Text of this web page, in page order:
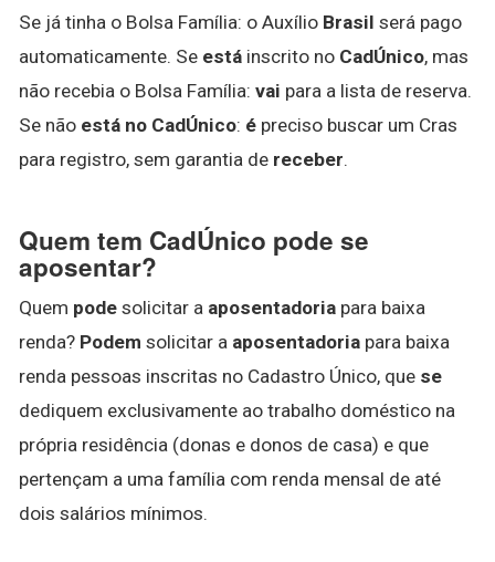
Se já tinha o Bolsa Família: o Auxílio Brasil será pago
automaticamente. Se está inscrito no CadÚnico, mas
não recebia o Bolsa Família: vai para a lista de reserva.
Se não está no CadÚnico: é preciso buscar um Cras
para registro, sem garantia de receber.
Quem tem CadÚnico pode se
aposentar?
Quem pode solicitar a aposentadoria para baixa
renda? Podem solicitar a aposentadoria para baixa
renda pessoas inscritas no Cadastro Único, que se
dediquem exclusivamente ao trabalho doméstico na
própria residência (donas e donos de casa) e que
pertençam a uma família com renda mensal de até
dois salários mínimos.